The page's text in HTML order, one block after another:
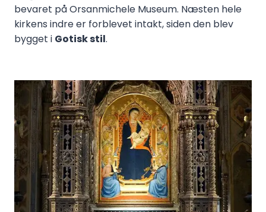
bevaret på Orsanmichele Museum. Næsten hele
kirkens indre er forblevet intakt, siden den blev
bygget i Gotisk stil.